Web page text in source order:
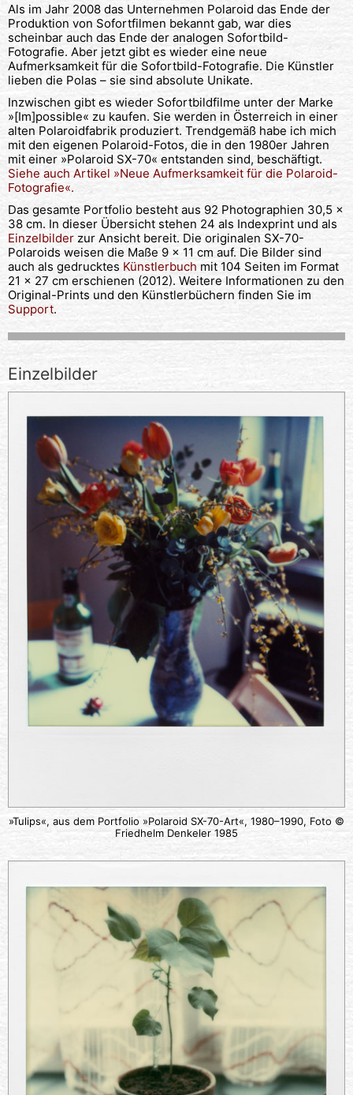
Als im Jahr 2008 das Unternehmen Polaroid das Ende der
Produktion von Sofortfilmen bekannt gab, war dies
scheinbar auch das Ende der analogen Sofortbild-
Fotografie. Aber jetzt gibt es wieder eine neue
Aufmerksamkeit für die Sofortbild-Fotografie. Die Künstler
lieben die Polas – sie sind absolute Unikate.
Inzwischen gibt es wieder Sofortbildfilme unter der Marke
»[Im]possible« zu kaufen. Sie werden in Österreich in einer
alten Polaroidfabrik produziert. Trendgemäß habe ich mich
mit den eigenen Polaroid-Fotos, die in den 1980er Jahren
mit einer »Polaroid SX-70« entstanden sind, beschäftigt.
Siehe auch Artikel »Neue Aufmerksamkeit für die Polaroid-
Fotografie«.
Das gesamte Portfolio besteht aus 92 Photographien 30,5 x
38 cm. In dieser Übersicht stehen 24 als Indexprint und als
Einzelbilder zur Ansicht bereit. Die originalen SX-70-
Polaroids weisen die Maße 9 x 11 cm auf. Die Bilder sind
auch als gedrucktes Künstlerbuch mit 104 Seiten im Format
21 x 27 cm erschienen (2012). Weitere Informationen zu den
Original-Prints und den Künstlerbüchern finden Sie im
Support.
Einzelbilder
»Tulips«, aus dem Portfolio »Polaroid SX-70-Art«, 1980–1990, Foto ©
Friedhelm Denkeler 1985